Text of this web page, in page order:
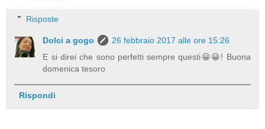
Risposte
Dolci a gogo
26 febbraio 2017 alle ore 15:26
E si direi che sono perfetti sempre questi😀😀! Buona
domenica tesoro
Rispondi